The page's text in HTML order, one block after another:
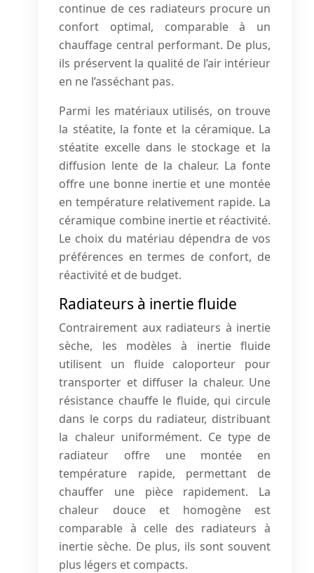
continue de ces radiateurs procure un
confort optimal, comparable à un
chauffage central performant. De plus,
ils préservent la qualité de l’air intérieur
en ne l’asséchant pas.
Parmi les matériaux utilisés, on trouve
la stéatite, la fonte et la céramique. La
stéatite excelle dans le stockage et la
diffusion lente de la chaleur. La fonte
offre une bonne inertie et une montée
en température relativement rapide. La
céramique combine inertie et réactivité.
Le choix du matériau dépendra de vos
préférences en termes de confort, de
réactivité et de budget.
Radiateurs à inertie fluide
Contrairement aux radiateurs à inertie
sèche, les modèles à inertie fluide
utilisent un fluide caloporteur pour
transporter et diffuser la chaleur. Une
résistance chauffe le fluide, qui circule
dans le corps du radiateur, distribuant
la chaleur uniformément. Ce type de
radiateur offre une montée en
température rapide, permettant de
chauffer une pièce rapidement. La
chaleur douce et homogène est
comparable à celle des radiateurs à
inertie sèche. De plus, ils sont souvent
plus légers et compacts.